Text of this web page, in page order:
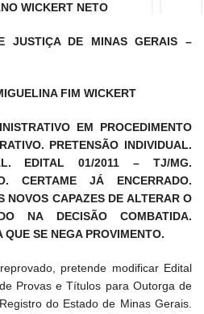
WICKERT NETO
JUSTIÇA DE MINAS GERAIS –
FIM WICKERT
EM PROCEDIMENTO
PRETENSÃO INDIVIDUAL.
EDITAL 01/2011 – TJ/MG.
CERTAME JÁ ENCERRADO.
NOVOS CAPAZES DE ALTERAR O
NA DECISÃO COMBATIDA.
QUE SE NEGA PROVIMENTO.
pretende modificar Edital
Provas e Títulos para Outorga de
do Estado de Minas Gerais.